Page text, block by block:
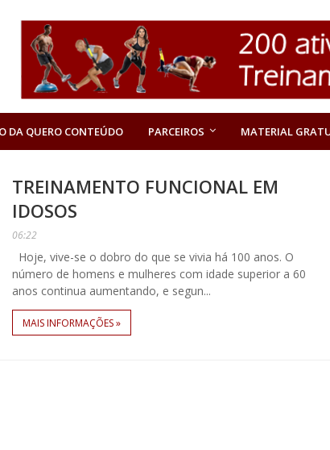
DA QUERO CONTEÚDO PARCEIROS MATERIAL
TREINAMENTO FUNCIONAL EM
IDOSOS
06:22
Hoje, vive-se o dobro do que se vivia há 100 anos. O
número de homens e mulheres com idade superior a 60
anos continua aumentando, e segun...
MAIS INFORMAÇÕES »